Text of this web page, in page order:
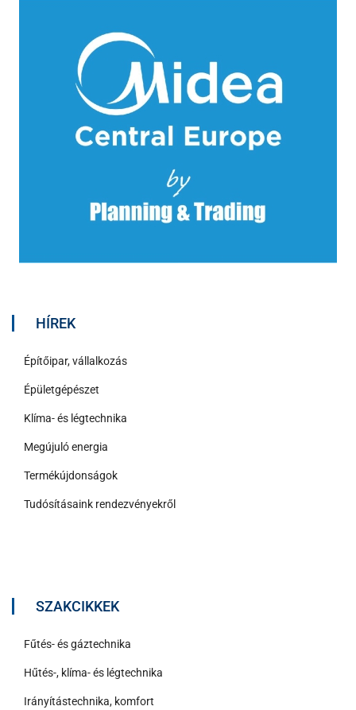
HÍREK
Építőipar, vállalkozás
Épületgépészet
Klíma- és légtechnika
Megújuló energia
Termékújdonságok
Tudósításaink rendezvényekről
SZAKCIKKEK
Fűtés- és gáztechnika
Hűtés-, klíma- és légtechnika
Irányítástechnika, komfort